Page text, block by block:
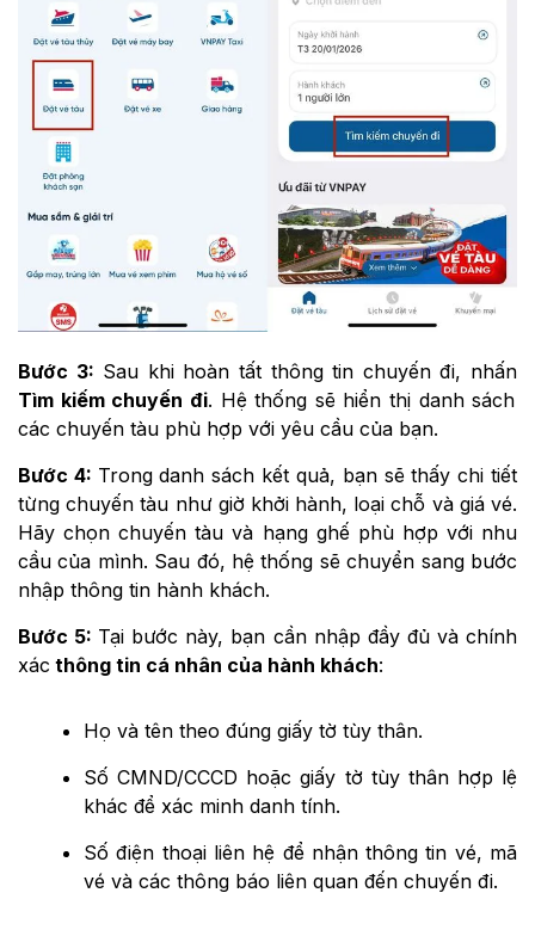
Bước 3: Sau khi hoàn tất thông tin chuyến đi, nhấn
Tìm kiếm chuyến đi. Hệ thống sẽ hiển thị danh sách
các chuyến tàu phù hợp với yêu cầu của bạn.
Bước 4: Trong danh sách kết quả, bạn sẽ thấy chi tiết
từng chuyến tàu như giờ khởi hành, loại chỗ và giá vé.
Hãy chọn chuyến tàu và hạng ghế phù hợp với nhu
cầu của mình. Sau đó, hệ thống sẽ chuyển sang bước
nhập thông tin hành khách.
Bước 5: Tại bước này, bạn cần nhập đầy đủ và chính
xác thông tin cá nhân của hành khách:
Họ và tên theo đúng giấy tờ tùy thân.
Số CMND/CCCD hoặc giấy tờ tùy thân hợp lệ
khác để xác minh danh tính.
Số điện thoại liên hệ để nhận thông tin vé, mã
vé và các thông báo liên quan đến chuyến đi.